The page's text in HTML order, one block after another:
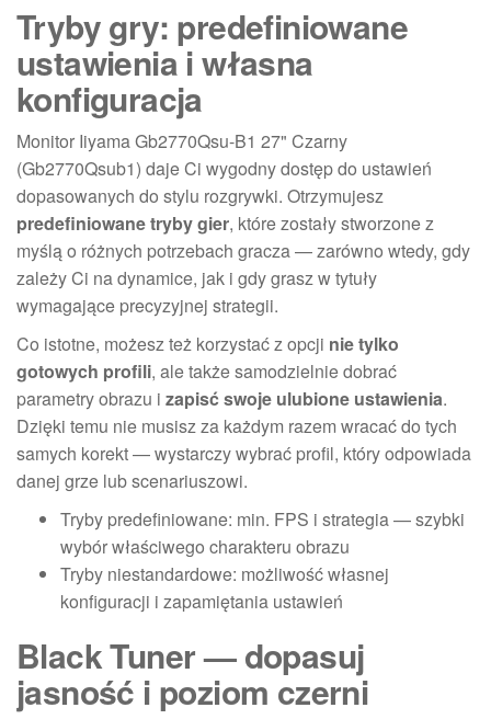
Tryby gry: predefiniowane
ustawienia i własna
konfiguracja
Monitor Iiyama Gb2770Qsu-B1 27" Czarny
(Gb2770Qsub1) daje Ci wygodny dostęp do ustawień
dopasowanych do stylu rozgrywki. Otrzymujesz
predefiniowane tryby gier, które zostały stworzone z
myślą o różnych potrzebach gracza — zarówno wtedy, gdy
zależy Ci na dynamice, jak i gdy grasz w tytuły
wymagające precyzyjnej strategii.
Co istotne, możesz też korzystać z opcji nie tylko
gotowych profili, ale także samodzielnie dobrać
parametry obrazu i zapisć swoje ulubione ustawienia.
Dzięki temu nie musisz za każdym razem wracać do tych
samych korekt — wystarczy wybrać profil, który odpowiada
danej grze lub scenariuszowi.
Tryby predefiniowane: min. FPS i strategia — szybki
wybór właściwego charakteru obrazu
Tryby niestandardowe: możliwość własnej
konfiguracji i zapamiętania ustawień
Black Tuner — dopasuj
jasność i poziom czerni